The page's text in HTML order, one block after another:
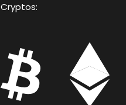
Cryptos: